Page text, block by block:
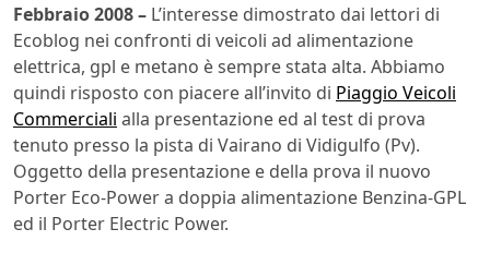
Febbraio 2008 – L’interesse dimostrato dai lettori di
Ecoblog nei confronti di veicoli ad alimentazione
elettrica, gpl e metano è sempre stata alta. Abbiamo
quindi risposto con piacere all’invito di Piaggio Veicoli
Commerciali alla presentazione ed al test di prova
tenuto presso la pista di Vairano di Vidigulfo (Pv).
Oggetto della presentazione e della prova il nuovo
Porter Eco-Power a doppia alimentazione Benzina-GPL
ed il Porter Electric Power.